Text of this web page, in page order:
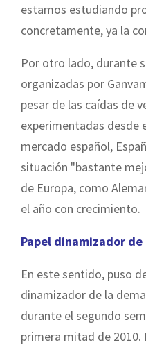
estamos estudiando
concretamente, ya la
Por otro lado, durante
organizadas por
pesar de las caídas de
experimentadas desde
mercado español,
situación "bastante
de Europa, como
el año con crecimiento.
Papel dinamizador
En este sentido, puso
dinamizador de la
durante el segundo
primera mitad de